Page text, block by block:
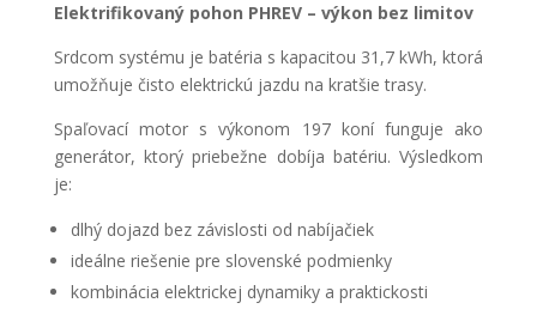
Elektrifikovaný pohon PHREV – výkon bez limitov
Srdcom systému je batéria s kapacitou 31,7 kWh, ktorá
umožňuje čisto elektrickú jazdu na kratšie trasy.
Spaľovací motor s výkonom 197 koní funguje ako
generátor, ktorý priebežne dobíja batériu. Výsledkom
je:
dlhý dojazd bez závislosti od nabíjačiek
ideálne riešenie pre slovenské podmienky
kombinácia elektrickej dynamiky a praktickosti